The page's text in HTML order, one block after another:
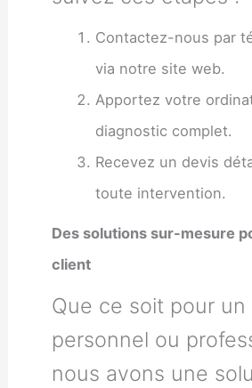
Contactez-nous par
via notre site web.
Apportez votre
diagnostic complet.
Recevez un devis
toute intervention.
Des solutions sur-mesure
client
Que ce soit pour un
personnel ou
nous avons une